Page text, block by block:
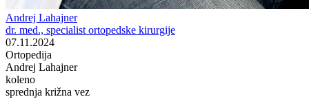
Andrej Lahajner
dr. med., specialist ortopedske kirurgije
07.11.2024
Ortopedija
Andrej Lahajner
koleno
sprednja križna vez